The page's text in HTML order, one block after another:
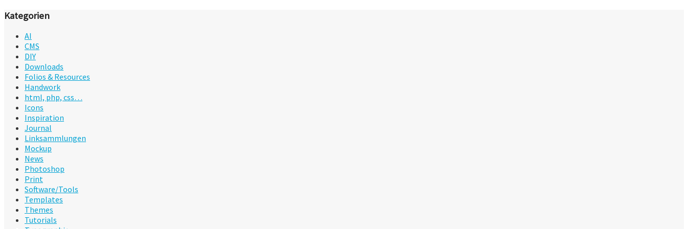
Kategorien
AI
CMS
DIY
Downloads
Folios & Resources
Handwork
html, php, css…
Icons
Inspiration
Journal
Linksammlungen
Mockup
News
Photoshop
Print
Software/Tools
Templates
Themes
Tutorials